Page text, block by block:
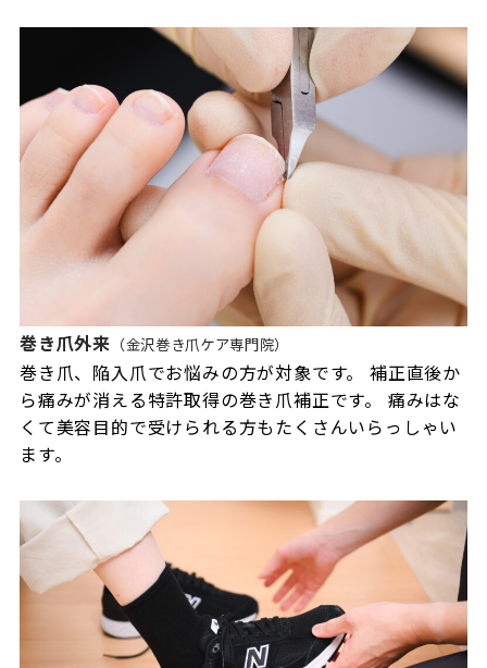
巻き爪外来 （金沢巻き爪ケア専門院）
巻き爪、陥入爪でお悩みの方が対象です。 補正直後か
ら痛みが消える特許取得の巻き爪補正です。 痛みはな
くて美容目的で受けられる方もたくさんいらっしゃい
ます。